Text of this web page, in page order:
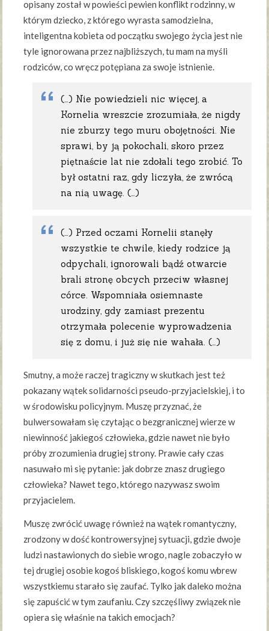
opisany został w powieści pewien konflikt rodzinny, w
którym dziecko, z którego wyrasta samodzielna,
inteligentna kobieta od początku swojego życia jest nie
tyle ignorowana przez najbliższych, tu mam na myśli
rodziców, co wręcz potępiana za swoje istnienie.
(…) Nie powiedzieli nic więcej, a
Kornelia wreszcie zrozumiała, że nigdy
nie zburzy tego muru obojętności. Nie
sprawi, by ją pokochali, skoro przez
piętnaście lat nie zdołali tego zrobić. To
był ostatni raz, gdy liczyła, że zwrócą
na nią uwagę. (…)
(…) Przed oczami Kornelii stanęły
wszystkie te chwile, kiedy rodzice ją
odpychali, ignorowali bądź otwarcie
brali stronę obcych przeciw własnej
córce. Wspomniała osiemnaste
urodziny, gdy zamiast prezentu
otrzymała polecenie wyprowadzenia
się z domu, i już się nie wahała. (…)
Smutny, a może raczej tragiczny w skutkach jest też
pokazany wątek solidarności pseudo-przyjacielskiej, i to
w środowisku policyjnym. Muszę przyznać, że
bulwersowałam się czytając o bezgranicznej wierze w
niewinność jakiegoś człowieka, gdzie nawet nie było
próby zrozumienia drugiej strony. Prawie cały czas
nasuwało mi się pytanie: jak dobrze znasz drugiego
człowieka? Nawet tego, którego nazywasz swoim
przyjacielem.
Muszę zwrócić uwagę również na wątek romantyczny,
zrodzony w dość kontrowersyjnej sytuacji, gdzie dwoje
ludzi nastawionych do siebie wrogo, nagle zobaczyło w
tej drugiej osobie kogoś bliskiego, kogoś komu wbrew
wszystkiemu starało się zaufać. Tylko jak daleko można
się zapuścić w tym zaufaniu. Czy szczęśliwy związek nie
opiera się właśnie na takich emocjach?